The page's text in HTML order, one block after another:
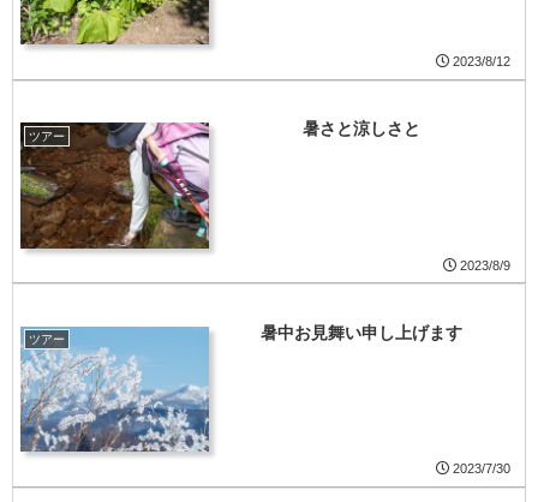
2023/8/12
ツアー 暑さと涼しさと
2023/8/9
ツアー 暑中お見舞い申し上げます
2023/7/30